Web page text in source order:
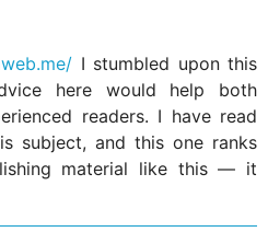
I stumbled upon this
here would help both
readers. I have read
subject, and this one ranks
material like this — it